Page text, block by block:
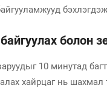
болон
10 минутад
хайрцаг нь